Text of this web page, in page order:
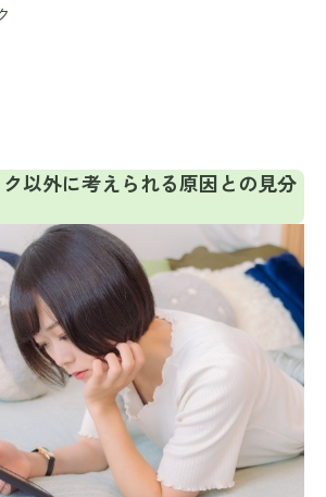
以外に考えられる原因との見分